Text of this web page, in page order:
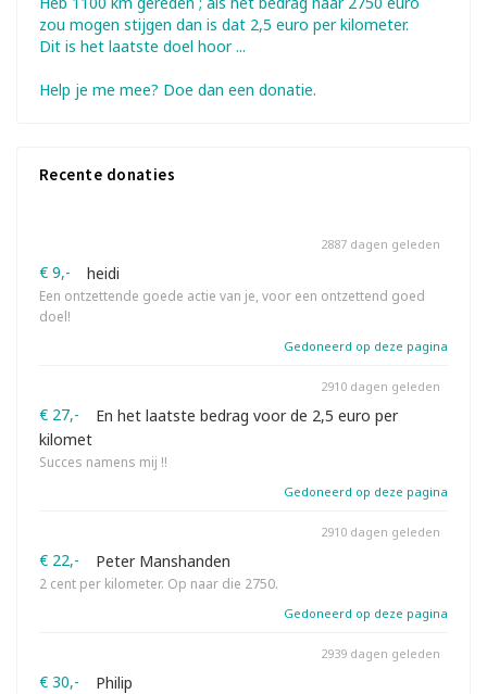
zou mogen stijgen dan is dat 2,5 euro per kilometer.
Dit is het laatste doel hoor ...
Help je me mee? Doe dan een donatie.
Recente donaties
€ 9,- heidi
Een ontzettende goede actie van je, voor een ontzettend goed
doel!
2887 dagen geleden
Gedoneerd op deze pagina
€ 27,-
En het laatste bedrag voor de 2,5 euro per
kilomet
Succes namens mij !!
2910 dagen geleden
Gedoneerd op deze pagina
€ 22,- Peter Manshanden
2 cent per kilometer. Op naar die 2750.
2910 dagen geleden
Gedoneerd op deze pagina
€ 30,- Philip
2939 dagen geleden